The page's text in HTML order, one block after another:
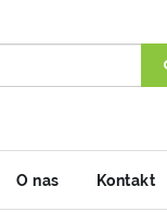
O nas Kontakt